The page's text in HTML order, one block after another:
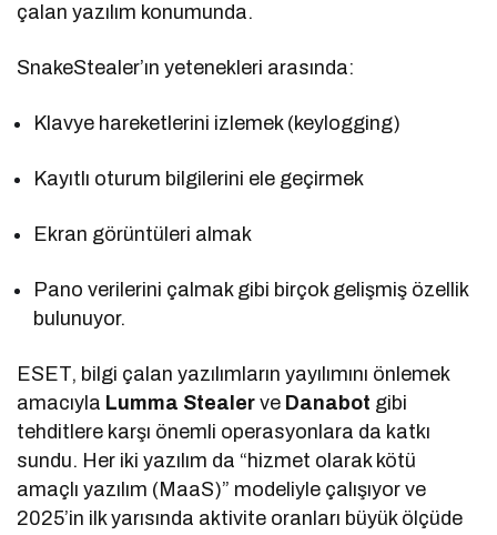
çalan yazılım konumunda.
SnakeStealer’ın yetenekleri arasında:
Klavye hareketlerini izlemek (keylogging)
Kayıtlı oturum bilgilerini ele geçirmek
Ekran görüntüleri almak
Pano verilerini çalmak gibi birçok gelişmiş özellik
bulunuyor.
ESET, bilgi çalan yazılımların yayılımını önlemek
amacıyla Lumma Stealer ve Danabot gibi
tehditlere karşı önemli operasyonlara da katkı
sundu. Her iki yazılım da “hizmet olarak kötü
amaçlı yazılım (MaaS)” modeliyle çalışıyor ve
2025’in ilk yarısında aktivite oranları büyük ölçüde